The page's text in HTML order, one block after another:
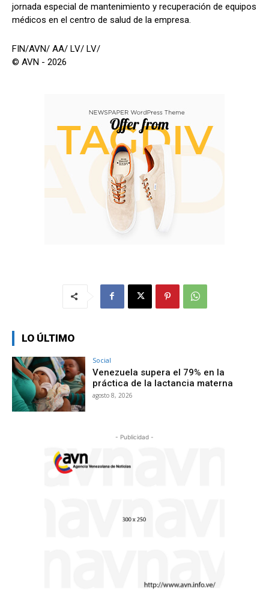
jornada especial de mantenimiento y recuperación de equipos
médicos en el centro de salud de la empresa.
FIN/AVN/ AA/ LV/ LV/
© AVN - 2026
LO ÚLTIMO
Social
Venezuela supera el 79% en la
práctica de la lactancia materna
agosto 8, 2026
- Publicidad -